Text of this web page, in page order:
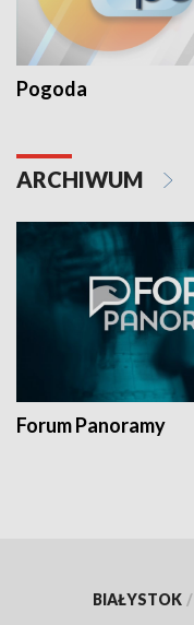
Pogoda
ARCHIWUM
Forum Panoramy
BIAŁYSTOK /